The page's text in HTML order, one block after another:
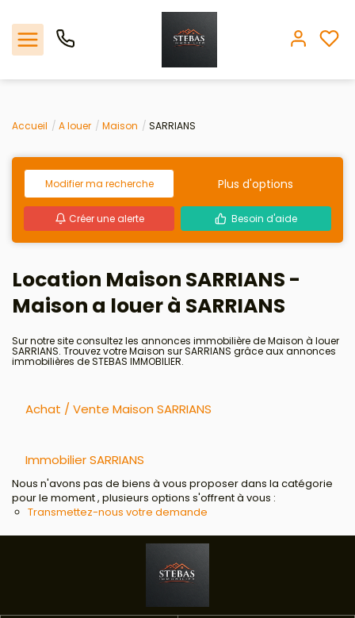
Nos offres
L'agence
Biens vendus
Espace client
Estimation
Avis clients
Accueil A louer Maison SARRIANS
Modifier ma recherche Plus d'options
Créer une alerte Besoin d'aide
Location Maison SARRIANS -
Maison a louer à SARRIANS
Sur notre site consultez les annonces immobilière de Maison à louer
SARRIANS. Trouvez votre Maison sur SARRIANS grâce aux annonces
immobilières de STEBAS IMMOBILIER.
Achat / Vente Maison SARRIANS
Immobilier SARRIANS
Nous n'avons pas de biens à vous proposer dans la catégorie
pour le moment , plusieurs options s'offrent à vous :
Transmettez-nous votre demande